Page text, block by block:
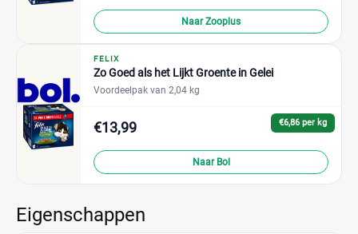
Naar Zooplus
FELIX
Zo Goed als het Lijkt Groente in Gelei
Voordeelpak van 2,04 kg
€6,86 per kg
€13,99
Naar Bol
Eigenschappen